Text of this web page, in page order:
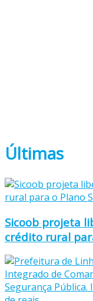
Últimas
Sicoob projeta
crédito rural